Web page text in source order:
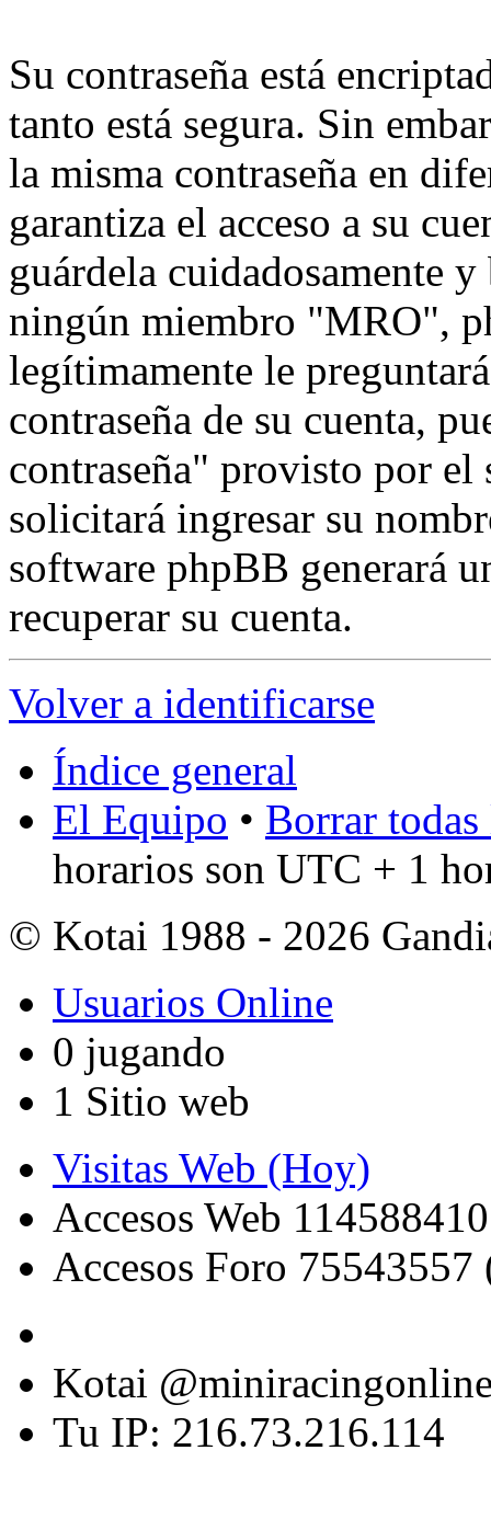
Su contraseña está
tanto está segura. Sin
la misma contraseña en
garantiza el acceso a su
guárdela cuidadosamente
ningún miembro "MRO",
legítimamente le
contraseña de su cuenta,
contraseña" provisto por
solicitará ingresar su
software phpBB generará
recuperar su cuenta.
Volver a identificarse
Índice general
El Equipo • Borrar
horarios son UTC + 1
© Kotai 1988 - 2026
Usuarios Online
0 jugando
1 Sitio web
Visitas Web (Hoy)
Accesos Web
Accesos Foro 75543557
Kotai
Tu IP: 216.73.216.114